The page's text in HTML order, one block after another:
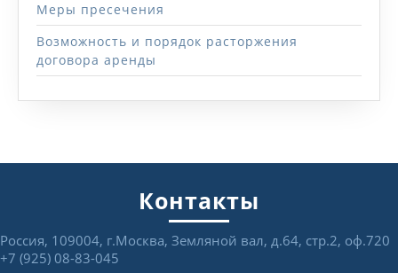
Меры пресечения
Возможность и порядок расторжения
договора аренды
Контакты
Россия, 109004, г.Москва, Земляной вал, д.64, стр.2, оф.720
+7 (925) 08-83-045